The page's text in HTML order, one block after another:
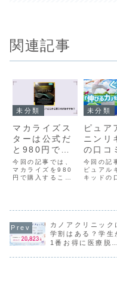
関連記事
未分類
マカライズス
ターは公式だ
と980円で購
入することが
できるって本
当？
今回の記事では、
マカライズを980
円で購入すること
安く購入したい方
は是非読んでみて
くださいね。
未分類
ピュア
ニンリ
の口コ
効果や
の影響
なの？
今回の記
ピュアル
キッドの
があるか
方は是非
てくださ
カノアクリニック
学割はある？学生
1番お得に医療脱毛